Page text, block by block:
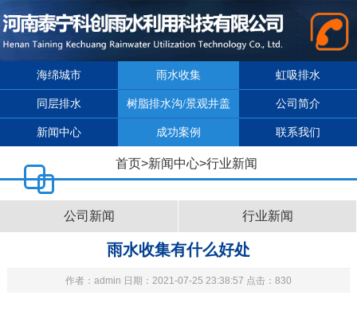
海绵城市 雨水收集 虹吸排水
同层排水 树脂排水沟/景观井盖 公司简介
新闻中心 成功案例 联系我们
首页>新闻中心>行业新闻
公司新闻 行业新闻
雨水收集有什么好处
作者：admin 日期：2021-07-25 23:38:57 点击：830